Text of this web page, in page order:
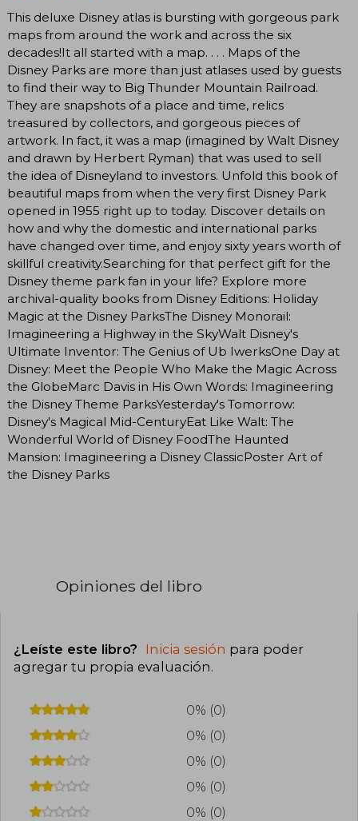
This deluxe Disney atlas is bursting with gorgeous park
maps from around the work and across the six
decades!It all started with a map. . . . Maps of the
Disney Parks are more than just atlases used by guests
to find their way to Big Thunder Mountain Railroad.
They are snapshots of a place and time, relics
treasured by collectors, and gorgeous pieces of
artwork. In fact, it was a map (imagined by Walt Disney
and drawn by Herbert Ryman) that was used to sell
the idea of Disneyland to investors. Unfold this book of
beautiful maps from when the very first Disney Park
opened in 1955 right up to today. Discover details on
how and why the domestic and international parks
have changed over time, and enjoy sixty years worth of
skillful creativity.Searching for that perfect gift for the
Disney theme park fan in your life? Explore more
archival-quality books from Disney Editions: Holiday
Magic at the Disney ParksThe Disney Monorail:
Imagineering a Highway in the SkyWalt Disney's
Ultimate Inventor: The Genius of Ub IwerksOne Day at
Disney: Meet the People Who Make the Magic Across
the GlobeMarc Davis in His Own Words: Imagineering
the Disney Theme ParksYesterday's Tomorrow:
Disney's Magical Mid-CenturyEat Like Walt: The
Wonderful World of Disney FoodThe Haunted
Mansion: Imagineering a Disney ClassicPoster Art of
the Disney Parks
Opiniones del libro
¿Leíste este libro? Inicia sesión para poder
agregar tu propia evaluación.
0% (0)
0% (0)
0% (0)
0% (0)
0% (0)